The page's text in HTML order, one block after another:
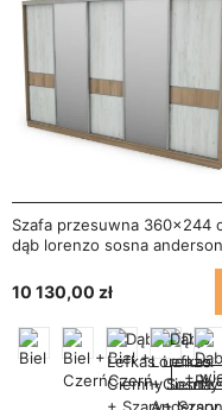
Szafa przesuwna 360x244
dąb lorenzo sosna
10 130,00 zł
+